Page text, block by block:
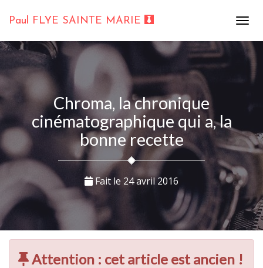
Paul FLYE SAINTE MARIE
Chroma, la chronique
cinématographique qui a, la
bonne recette
Fait le 24 avril 2016
Attention : cet article est ancien !